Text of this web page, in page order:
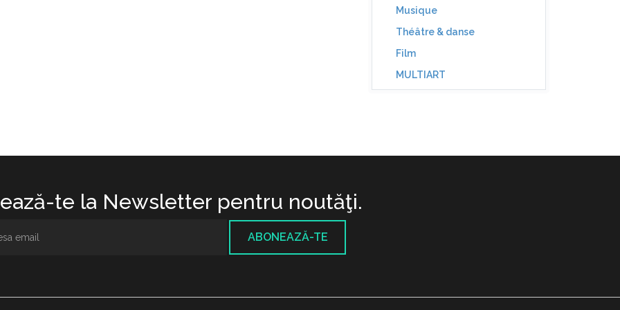
Musique
Théâtre & danse
Film
MULTIART
te la Newsletter pentru noutăţi.
ABONEAZĂ-TE